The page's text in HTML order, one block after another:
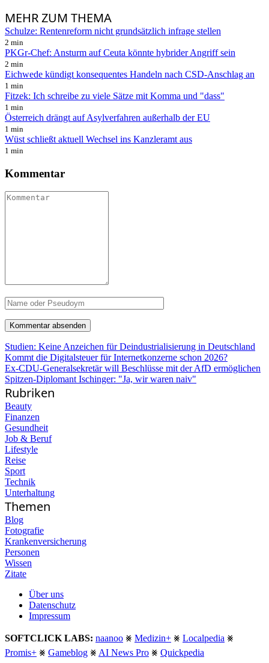
MEHRZUM THEMA
Schulze: Rentenreform nicht grundsätzlich infrage stellen
2 min
PKGr-Chef: Ansturm auf Ceuta könnte hybrider Angriff sein
2 min
Eichwede kündigt konsequentes Handeln nach CSD-Anschlag an
1 min
Fitzek: Ich schreibe zu viele Sätze mit Komma und "dass"
1 min
Österreich drängt auf Asylverfahren außerhalb der EU
1 min
Wüst schließt aktuell Wechsel ins Kanzleramt aus
1 min
Kommentar
Studien: Keine Anzeichen für Deindustrialisierung in Deutschland
Kommt die Digitalsteuer für Internetkonzerne schon 2026?
Ex-CDU-Generalsekretär will Beschlüsse mit der AfD ermöglichen
Spitzen-Diplomant Ischinger: "Ja, wir waren naiv"
Rubriken
Beauty
Finanzen
Gesundheit
Job & Beruf
Lifestyle
Reise
Sport
Technik
Unterhaltung
Themen
Blog
Fotografie
Krankenversicherung
Personen
Wissen
Zitate
Über uns
Datenschutz
Impressum
SOFTCLICK LABS: naanoo ⨳ Medizin+ ⨳ Localpedia ⨳
Promis+ ⨳ Gameblog ⨳ AI News Pro ⨳ Quickpedia